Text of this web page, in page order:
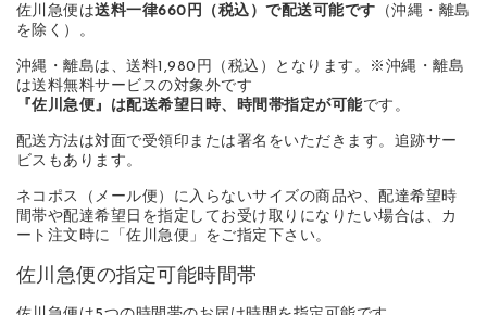
佐川急便は送料一律660円（税込）で配送可能です （沖縄・離島
を除く）。
沖縄・離島は、送料1,980円（税込）となります。※沖縄・離島
は送料無料サービスの対象外です
『佐川急便』は配送希望日時、時間帯指定が可能です。
配送方法は対面で受領印または署名をいただきます。追跡サー
ビスもあります。
ネコポス（メール便）に入らないサイズの商品や、配達希望時
間帯や配達希望日を指定してお受け取りになりたい場合は、カ
ート注文時に「佐川急便」をご指定下さい。
佐川急便の指定可能時間帯